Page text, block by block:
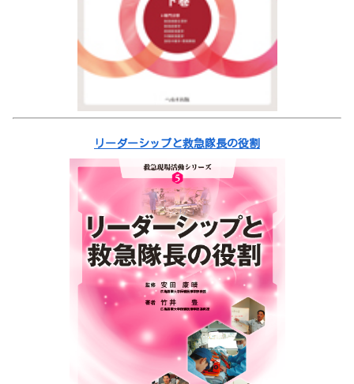
リーダーシップと救急隊長の役割